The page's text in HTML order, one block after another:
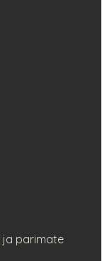
ja parimate